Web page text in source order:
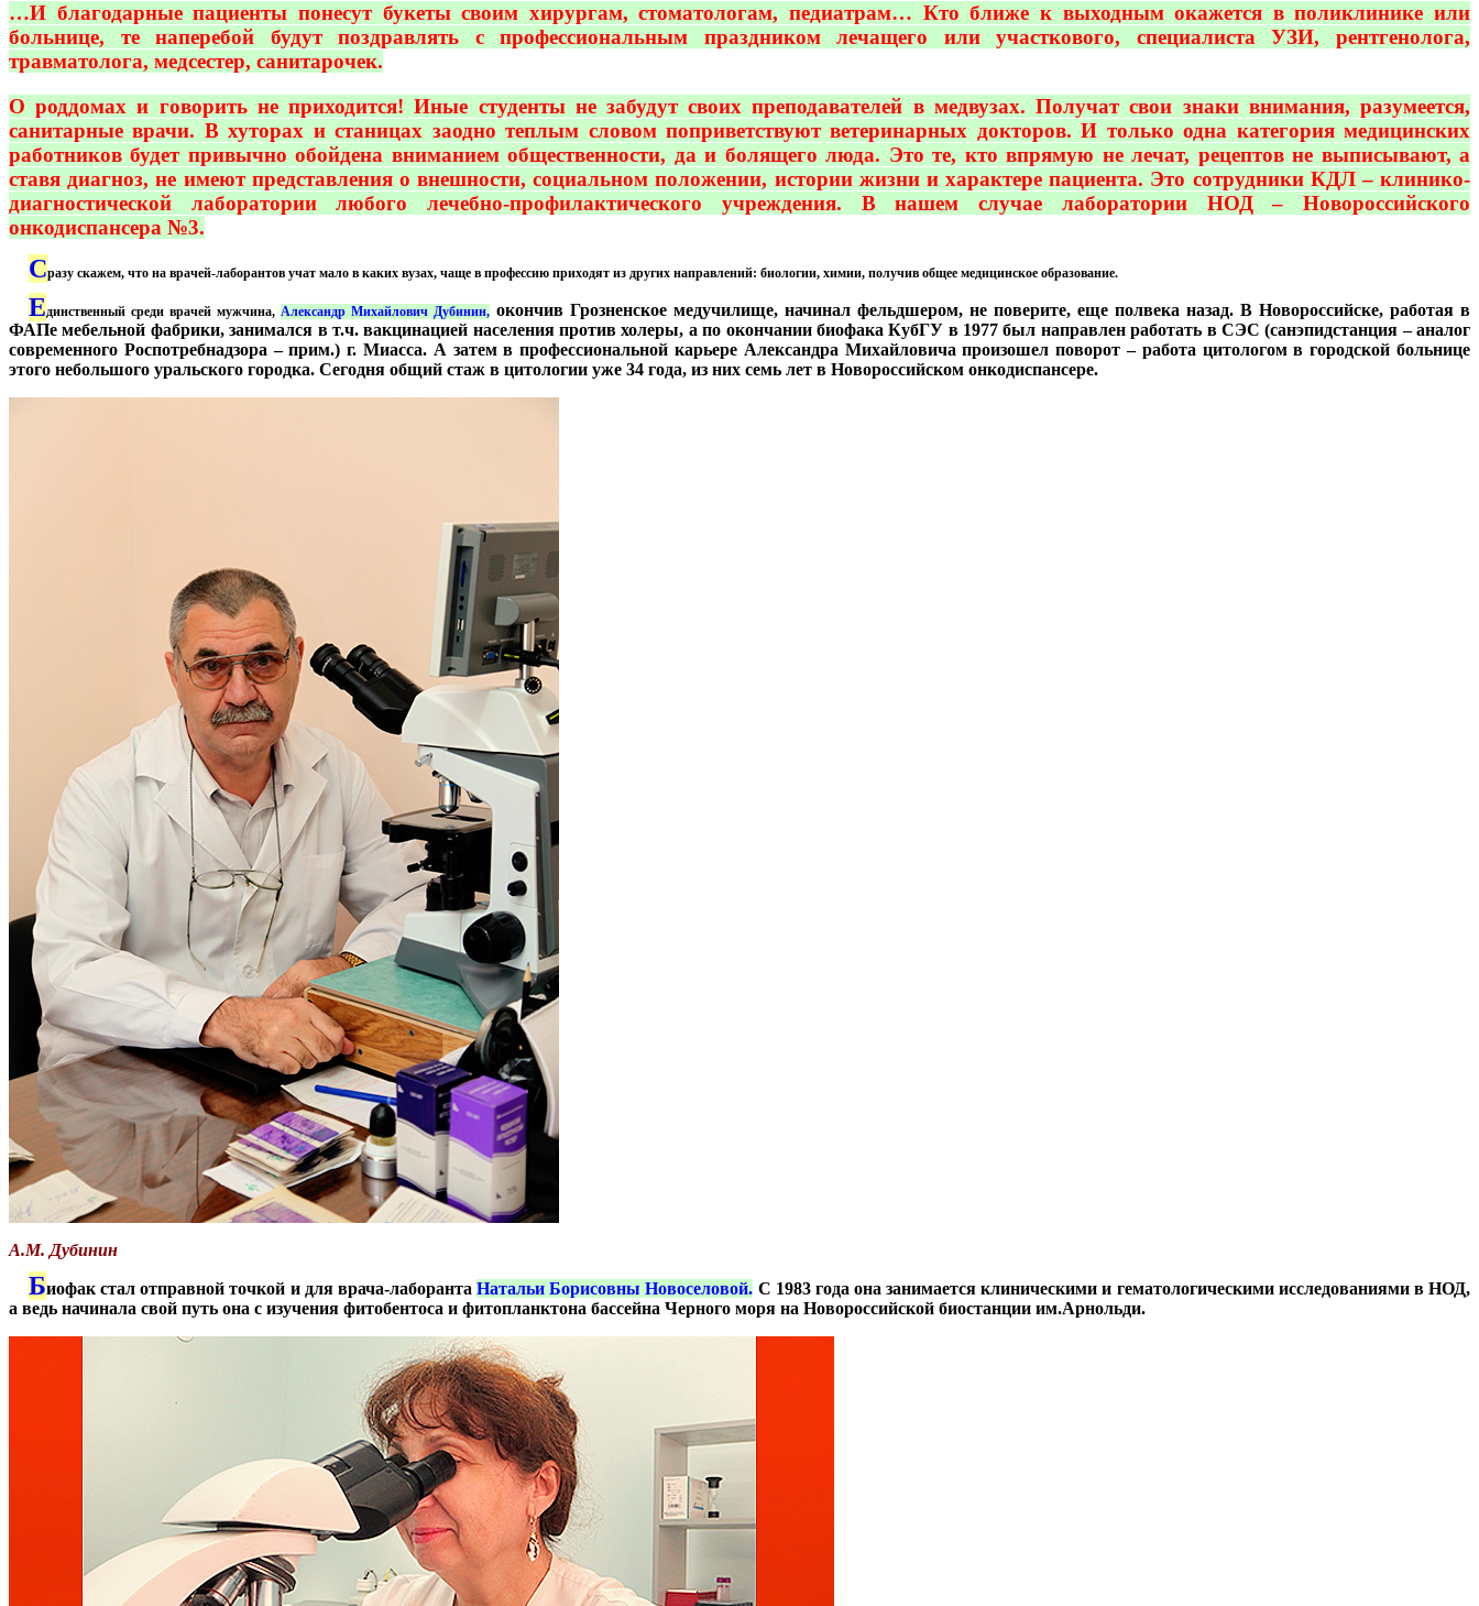
…И благодарные пациенты понесут букеты своим хирургам, стоматологам, педиатрам… Кто ближе к выходным окажется в поликлинике или
больнице, те наперебой будут поздравлять с профессиональным праздником лечащего или участкового, специалиста УЗИ, рентгенолога,
травматолога, медсестер, санитарочек.
О роддомах и говорить не приходится! Иные студенты не забудут своих преподавателей в медвузах. Получат свои знаки внимания, разумеется,
санитарные врачи. В хуторах и станицах заодно теплым словом поприветствуют ветеринарных докторов. И только одна категория медицинских
работников будет привычно обойдена вниманием общественности, да и болящего люда. Это те, кто впрямую не лечат, рецептов не выписывают, а
ставя диагноз, не имеют представления о внешности, социальном положении, истории жизни и характере пациента. Это сотрудники КДЛ – клинико-
диагностической лаборатории любого лечебно-профилактического учреждения. В нашем случае лаборатории НОД – Новороссийского
онкодиспансера №3.
Сразу скажем, что на врачей-лаборантов учат мало в каких вузах, чаще в профессию приходят из других направлений: биологии, химии, получив общее медицинское образование.
Единственный среди врачей мужчина, Александр Михайлович Дубинин, окончив Грозненское медучилище, начинал фельдшером, не поверите, еще полвека назад. В Новороссийске, работая в
ФАПе мебельной фабрики, занимался в т.ч. вакцинацией населения против холеры, а по окончании биофака КубГУ в 1977 был направлен работать в СЭС (санэпидстанция – аналог
современного Роспотребнадзора – прим.) г. Миасса. А затем в профессиональной карьере Александра Михайловича произошел поворот – работа цитологом в городской больнице
этого небольшого уральского городка. Сегодня общий стаж в цитологии уже 34 года, из них семь лет в Новороссийском онкодиспансере.
А.М. Дубинин
Биофак стал отправной точкой и для врача-лаборантаНатальи Борисовны Новоселовой. С 1983 года она занимается клиническими и гематологическими исследованиями в НОД,
а ведь начинала свой путь она с изучения фитобентоса и фитопланктона бассейна Черного моря на Новороссийской биостанции им.Арнольди.